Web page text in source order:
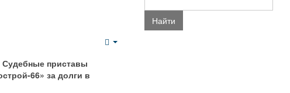
Судебные приставы
66» за долги в
Найти